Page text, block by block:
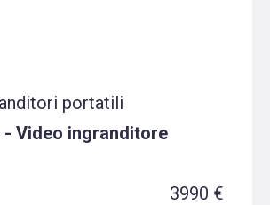
portatili
- Video ingranditore
3990 €